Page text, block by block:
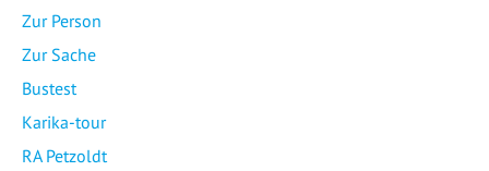
Zur Person
Zur Sache
Bustest
Karika-tour
RA Petzoldt